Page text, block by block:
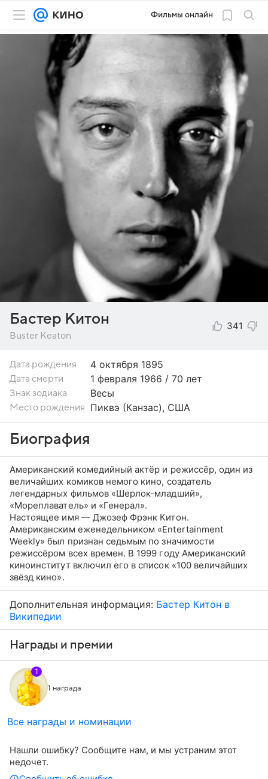
Фильмы онлайн
Бастер Китон
Buster Keaton
341
Дата рождения 4 октября 1895
Дата смерти 1 февраля 1966 / 70 лет
Знак зодиака Весы
Место рождения Пиквэ (Канзас), США
Награды и премии
1
1 награда
Все награды и номинации
Биография
Американский комедийный актёр и режиссёр, один из
величайших комиков немого кино, создатель
легендарных фильмов «Шерлок-младший»,
«Мореплаватель» и «Генерал».
Настоящее имя — Джозеф Фрэнк Китон.
Американским еженедельником «Entertainment
Weekly» был признан седьмым по значимости
режиссёром всех времен. В 1999 году Американский
киноинститут включил его в список «100 величайших
звёзд кино».
Дополнительная информация: Бастер Китон в
Википедии
Нашли ошибку? Сообщите нам, и мы устраним этот
недочет.